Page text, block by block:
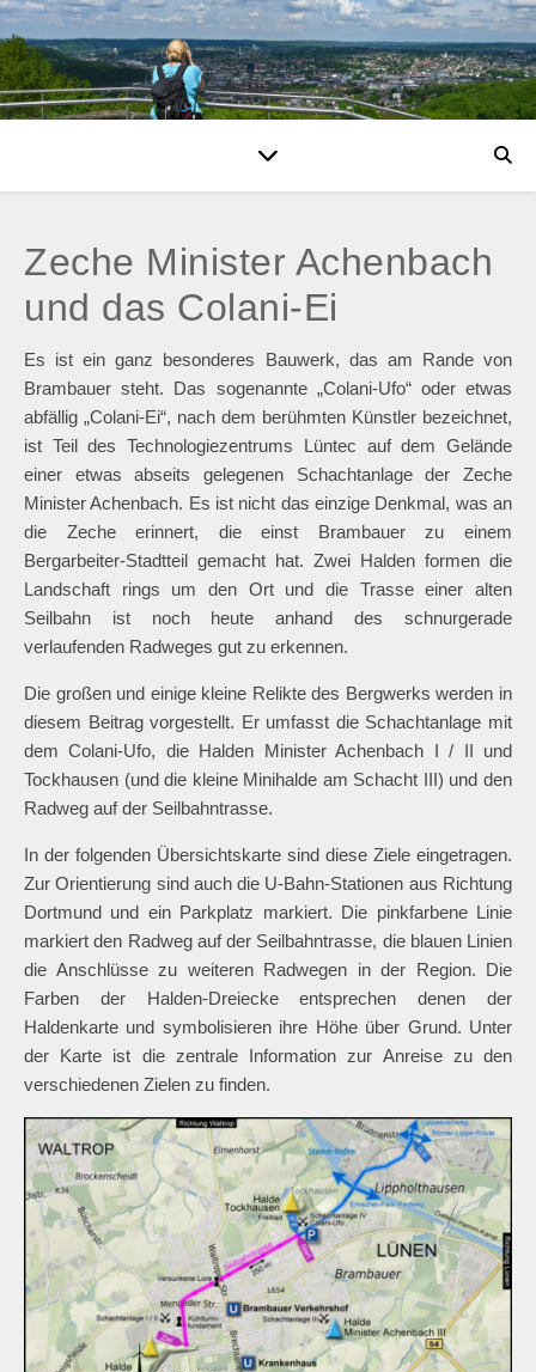
Zeche Minister Achenbach
und das Colani-Ei
Es ist ein ganz besonderes Bauwerk, das am Rande von
Brambauer steht. Das sogenannte „Colani-Ufo“ oder etwas
abfällig „Colani-Ei“, nach dem berühmten Künstler bezeichnet,
ist Teil des Technologiezentrums Lüntec auf dem Gelände
einer etwas abseits gelegenen Schachtanlage der Zeche
Minister Achenbach. Es ist nicht das einzige Denkmal, was an
die Zeche erinnert, die einst Brambauer zu einem
Bergarbeiter-Stadtteil gemacht hat. Zwei Halden formen die
Landschaft rings um den Ort und die Trasse einer alten
Seilbahn ist noch heute anhand des schnurgerade
verlaufenden Radweges gut zu erkennen.
Die großen und einige kleine Relikte des Bergwerks werden in
diesem Beitrag vorgestellt. Er umfasst die Schachtanlage mit
dem Colani-Ufo, die Halden Minister Achenbach I / II und
Tockhausen (und die kleine Minihalde am Schacht III) und den
Radweg auf der Seilbahntrasse.
In der folgenden Übersichtskarte sind diese Ziele eingetragen.
Zur Orientierung sind auch die U-Bahn-Stationen aus Richtung
Dortmund und ein Parkplatz markiert. Die pinkfarbene Linie
markiert den Radweg auf der Seilbahntrasse, die blauen Linien
die Anschlüsse zu weiteren Radwegen in der Region. Die
Farben der Halden-Dreiecke entsprechen denen der
Haldenkarte und symbolisieren ihre Höhe über Grund. Unter
der Karte ist die zentrale Information zur Anreise zu den
verschiedenen Zielen zu finden.